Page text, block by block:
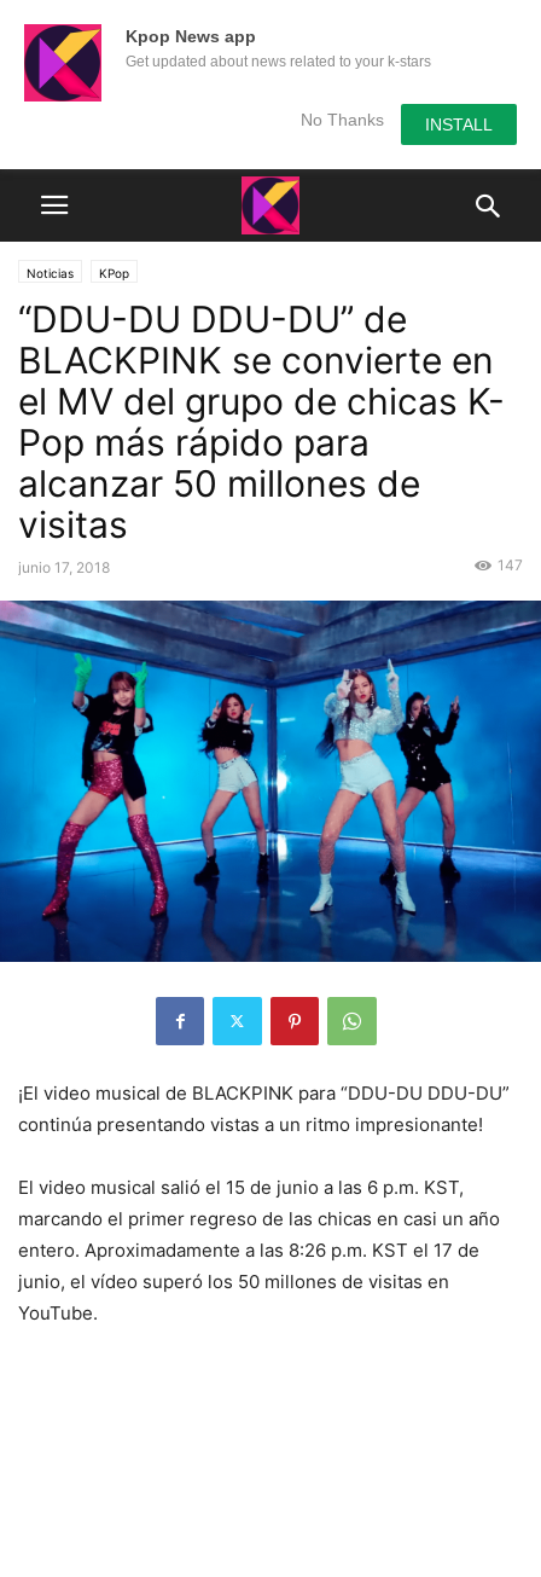
Kpop News app
Get updated about news related to your k-stars
No Thanks INSTALL
Noticias KPop
“DDU-DU DDU-DU” de
BLACKPINK se convierte en
el MV del grupo de chicas K-
Pop más rápido para
alcanzar 50 millones de
visitas
junio 17, 2018 147
¡El video musical de BLACKPINK para “DDU-DU DDU-DU”
continúa presentando vistas a un ritmo impresionante!
El video musical salió el 15 de junio a las 6 p.m. KST,
marcando el primer regreso de las chicas en casi un año
entero. Aproximadamente a las 8:26 p.m. KST el 17 de
junio, el vídeo superó los 50 millones de visitas en
YouTube.